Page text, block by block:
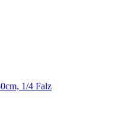
1/4 Falz